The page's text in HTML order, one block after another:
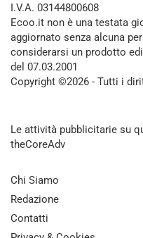
I.V.A. 03144800608
Ecoo.it non è una testata
aggiornato senza alcuna
considerarsi un prodotto
del 07.03.2001
Copyright ©2026 - Tutti i
Le attività pubblicitarie su
theCoreAdv
Chi Siamo
Redazione
Contatti